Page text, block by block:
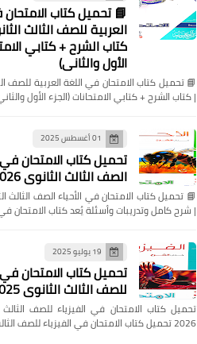
📘 تحميل كتاب
كتاب الشرح + كتابي
الأول والثاني)
| كتاب الشرح + كتابي الامتحانات (الجزء الأول
01 أغسطس 2025
تحميل كتاب الامتحان في
الصف الثالث الثانوي 2026
| شرح كامل وتدريبات وأسئلة يُعد كتاب الامتحان
19 يوليو 2025
تحميل كتاب الامتحان في
للصف الثالث الثانوي 2025 - 2026
2026 تحميل كتاب الامتحان في الفيزياء للصف الثالث الثانوي 2…